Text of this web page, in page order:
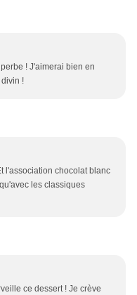
! J'aimerai bien en
!
l'association chocolat blanc
les classiques
ce dessert ! Je crève